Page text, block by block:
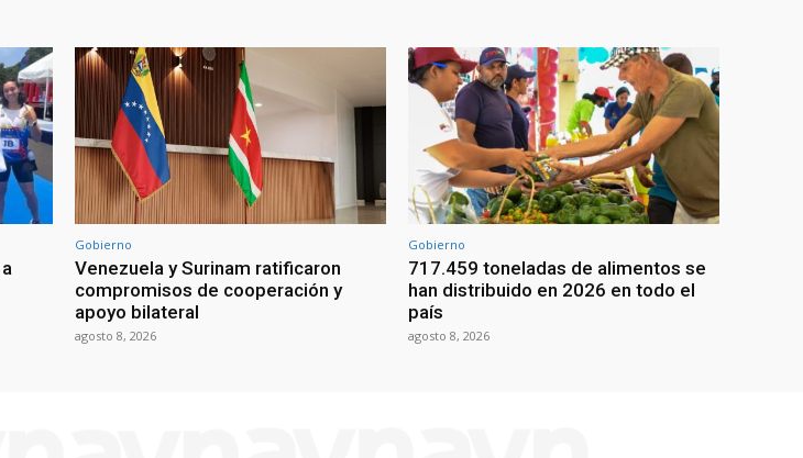
Gobierno
Venezuela y Surinam ratificaron
compromisos de cooperación y
apoyo bilateral
agosto 8, 2026
Gobierno
717.459 toneladas de alimentos se
han distribuido en 2026 en todo el
país
agosto 8, 2026